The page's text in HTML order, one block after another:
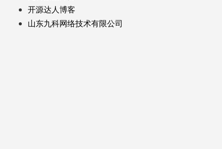
开源达人博客
山东九科网络技术有限公司